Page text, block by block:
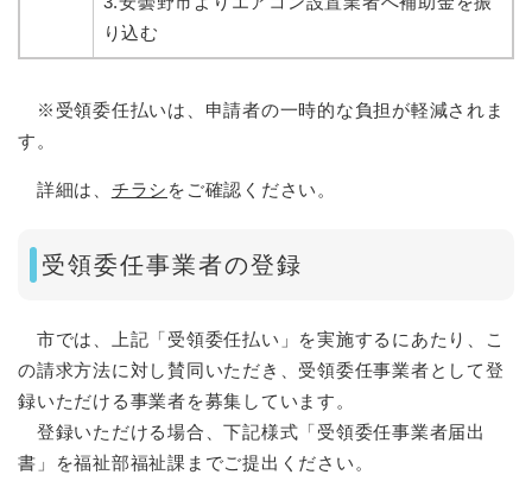
り込む
※受領委任払いは、申請者の一時的な負担が軽減されま
す。
詳細は、 チラシ をご確認ください。
受領委任事業者の登録
市では、上記「受領委任払い」を実施するにあたり、こ
の請求方法に対し賛同いただき、受領委任事業者として登
録いただける事業者を募集しています。
登録いただける場合、下記様式「受領委任事業者届出
書」を福祉部福祉課までご提出ください。